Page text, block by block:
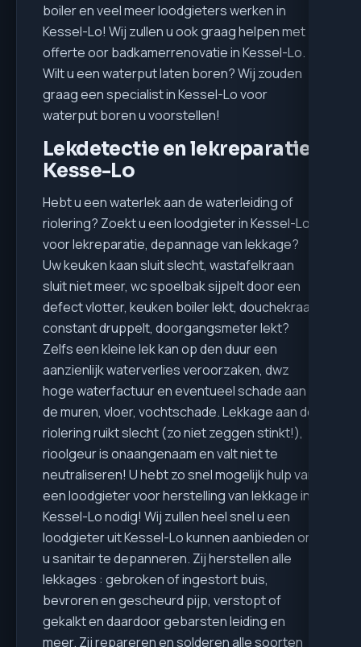
boiler en veel meer loodgieters werken in
Kessel-Lo! Wij zullen u ook graag helpen met
offerte oor badkamerrenovatie in Kessel-Lo.
Wilt u een waterput laten boren? Wij zouden
graag een specialist in Kessel-Lo voor
waterput boren u voorstellen!
Lekdetectie en lekreparatie
Kesse-Lo
Hebt u een waterlek aan de waterleiding of
riolering? Zoekt u een loodgieter in Kessel-Lo
voor lekreparatie, depannage van lekkage?
Uw keuken kaan sluit slecht, wastafelkraan
sluit niet meer, wc spoelbak sijpelt door een
defect vlotter, keuken boiler lekt, douchekraan
constant druppelt, doorgangsmeter lekt?
Zelfs een kleine lek kan op den duur een
aanzienlijk waterverlies veroorzaken, dwz
hoge waterfactuur en eventueel schade aan
de muren, vloer, vochtschade. Lekkage aan de
riolering ruikt slecht (zo niet zeggen stinkt!),
rioolgeur is onaangenaam en valt niet te
neutraliseren! U hebt zo snel mogelijk hulp van
een loodgieter voor herstelling van lekkage in
Kessel-Lo nodig! Wij zullen heel snel u een
loodgieter uit Kessel-Lo kunnen aanbieden om
u sanitair te depanneren. Zij herstellen alle
lekkages : gebroken of ingestort buis,
bevroren en gescheurd pijp, verstopt of
gekalkt en daardoor gebarsten leiding en
meer. Zij repareren en solderen alle soorten